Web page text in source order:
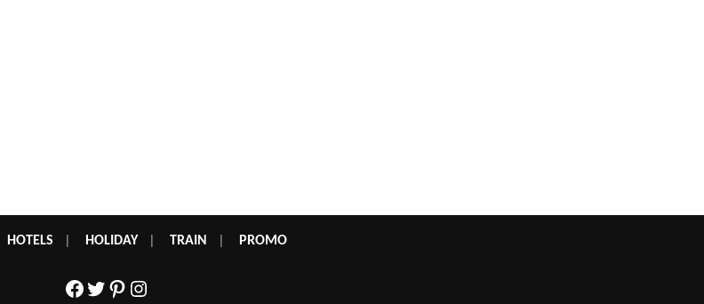
HOTELS HOLIDAY| TRAIN PROMO
Facebook
Twitter
Pinterest
Instagram